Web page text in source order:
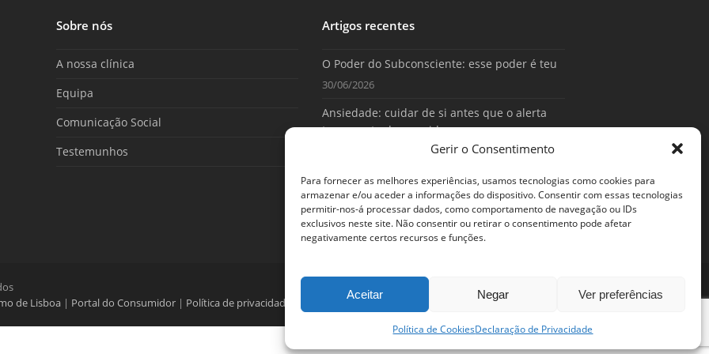
Gerir o Consentimento
Para fornecer as melhores experiências, usamos tecnologias como cookies para
armazenar e/ou aceder a informações do dispositivo. Consentir com essas tecnologias
permitir-nos-á processar dados, como comportamento de navegação ou IDs
exclusivos neste site. Não consentir ou retirar o consentimento pode afetar
negativamente certos recursos e funções.
Aceitar Negar Ver preferências
Política de CookiesDeclaração de Privacidade
Sobre nós
A nossa clínica
Equipa
Comunicação Social
Testemunhos
Artigos recentes
O Poder do Subconsciente: esse poder é teu
30/06/2026
Ansiedade: cuidar de si antes que o alerta
tome conta da sua vida
de Lisboa | Portal do Consumidor | Política de privacidade